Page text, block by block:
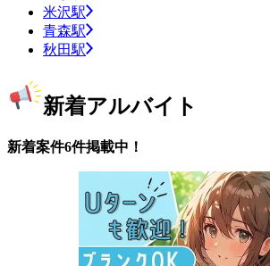
米沢駅
青森駅
秋田駅
新着アルバイト
新着案件6件掲載中！